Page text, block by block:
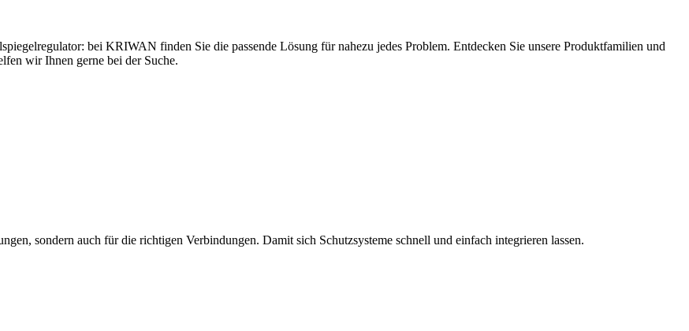
bei KRIWAN finden Sie die passende Lösung für nahezu jedes Problem. Entdecken Sie unsere Produktfamilien und
wir Ihnen gerne bei der Suche.
sondern auch für die richtigen Verbindungen. Damit sich Schutzsysteme schnell und einfach integrieren lassen.